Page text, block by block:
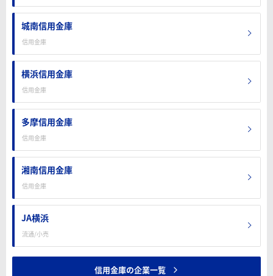
城南信用金庫
信用金庫
横浜信用金庫
信用金庫
多摩信用金庫
信用金庫
湘南信用金庫
信用金庫
JA横浜
流通/小売
信用金庫の企業一覧